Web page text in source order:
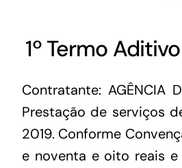
1º Termo
Contratante: AGÊNCIA
Prestação de serviços
2019. Conforme
e noventa e oito reais e